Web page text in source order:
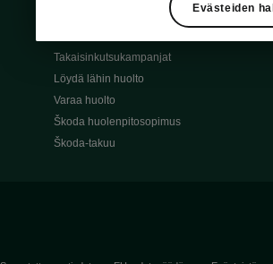
Alkuperäiset Škoda-moottoriöljyt
Takaisinkutsukampanjat
Löydä lähin huolto
Varaa huolto
Škoda huolenpitosopimus
Škoda-takuu
Evästeiden